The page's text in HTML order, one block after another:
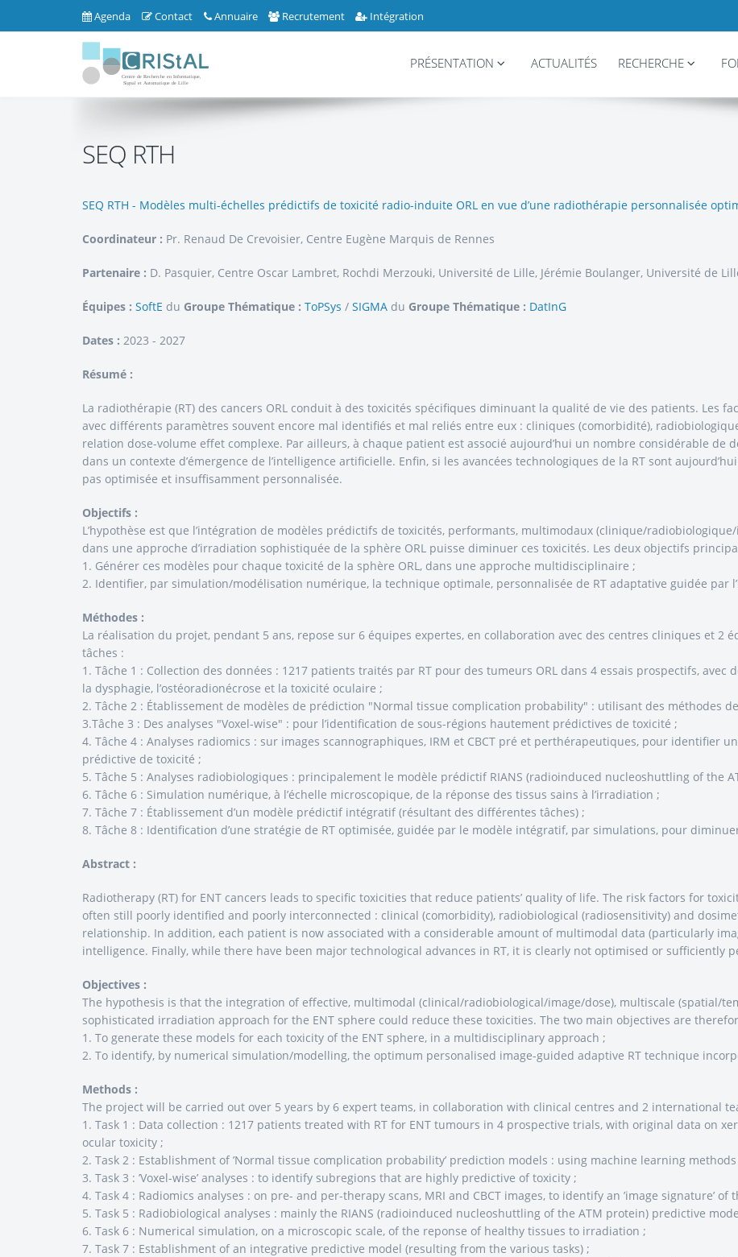
Agenda Contact Annuaire Recrutement Intégration
PRÉSENTATION ACTUALITÉS RECHERCHE
SEQ RTH
SEQ RTH - Modèles multi-échelles prédictifs de toxicité radio-induite ORL en vue d’une radiothérapie personnalisée
Coordinateur : Pr. Renaud De Crevoisier, Centre Eugène Marquis de Rennes
Partenaire : D. Pasquier, Centre Oscar Lambret, Rochdi Merzouki, Université de Lille, Jérémie Boulanger, Université de
Équipes : SoftE du Groupe Thématique : ToPSys / SIGMA du Groupe Thématique : DatInG
Dates : 2023 - 2027
Résumé :
La radiothérapie (RT) des cancers ORL conduit à des toxicités spécifiques diminuant la qualité de vie des patients. Les
avec différents paramètres souvent encore mal identifiés et mal reliés entre eux : cliniques (comorbidité),
relation dose-volume effet complexe. Par ailleurs, à chaque patient est associé aujourd’hui un nombre considérable de
dans un contexte d’émergence de l’intelligence artificielle. Enfin, si les avancées technologiques de la RT sont
pas optimisée et insuffisamment personnalisée.
Objectifs :
L’hypothèse est que l’intégration de modèles prédictifs de toxicités, performants, multimodaux (clinique/
dans une approche d’irradiation sophistiquée de la sphère ORL puisse diminuer ces toxicités. Les deux objectifs
1. Générer ces modèles pour chaque toxicité de la sphère ORL, dans une approche multidisciplinaire ;
2. Identifier, par simulation/modélisation numérique, la technique optimale, personnalisée de RT adaptative guidée par
Méthodes :
La réalisation du projet, pendant 5 ans, repose sur 6 équipes expertes, en collaboration avec des centres cliniques et 2
tâches :
1. Tâche 1 : Collection des données : 1217 patients traités par RT pour des tumeurs ORL dans 4 essais prospectifs,
la dysphagie, l’ostéoradionécrose et la toxicité oculaire ;
2. Tâche 2 : Établissement de modèles de prédiction "Normal tissue complication probability" : utilisant des méthodes
3.Tâche 3 : Des analyses "Voxel-wise" : pour l’identification de sous-régions hautement prédictives de toxicité ;
4. Tâche 4 : Analyses radiomics : sur images scannographiques, IRM et CBCT pré et perthérapeutiques, pour identifier
prédictive de toxicité ;
5. Tâche 5 : Analyses radiobiologiques : principalement le modèle prédictif RIANS (radioinduced nucleoshuttling of the
6. Tâche 6 : Simulation numérique, à l’échelle microscopique, de la réponse des tissus sains à l’irradiation ;
7. Tâche 7 : Établissement d’un modèle prédictif intégratif (résultant des différentes tâches) ;
8. Tâche 8 : Identification d’une stratégie de RT optimisée, guidée par le modèle intégratif, par simulations, pour
Abstract :
Radiotherapy (RT) for ENT cancers leads to specific toxicities that reduce patients’ quality of life. The risk factors for
often still poorly identified and poorly interconnected : clinical (comorbidity), radiobiological (radiosensitivity) and
relationship. In addition, each patient is now associated with a considerable amount of multimodal data (particularly
intelligence. Finally, while there have been major technological advances in RT, it is clearly not optimised or sufficiently
Objectives :
The hypothesis is that the integration of effective, multimodal (clinical/radiobiological/image/dose), multiscale (spatial/
sophisticated irradiation approach for the ENT sphere could reduce these toxicities. The two main objectives are
1. To generate these models for each toxicity of the ENT sphere, in a multidisciplinary approach ;
2. To identify, by numerical simulation/modelling, the optimum personalised image-guided adaptive RT technique
Methods :
The project will be carried out over 5 years by 6 expert teams, in collaboration with clinical centres and 2 international
1. Task 1 : Data collection : 1217 patients treated with RT for ENT tumours in 4 prospective trials, with original data on
ocular toxicity ;
2. Task 2 : Establishment of ’Normal tissue complication probability’ prediction models : using machine learning methods
3. Task 3 : ’Voxel-wise’ analyses : to identify subregions that are highly predictive of toxicity ;
4. Task 4 : Radiomics analyses : on pre- and per-therapy scans, MRI and CBCT images, to identify an ’image signature’
5. Task 5 : Radiobiological analyses : mainly the RIANS (radioinduced nucleoshuttling of the ATM protein) predictive
6. Task 6 : Numerical simulation, on a microscopic scale, of the reponse of healthy tissues to irradiation ;
7. Task 7 : Establishment of an integrative predictive model (resulting from the various tasks) ;